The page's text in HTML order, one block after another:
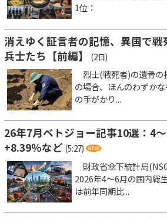
1位：
消えゆく証言者の記憶、異国で戦
兵士たち【前編】
(2日)
烈士(戦死者)の遺骨の
の場合、ほんのわずか
の手がかり...
26年7月ベトジョー記事10選：4
+8.39％など (5:27)
財政省傘下統計局
2026年4～6月の国内総
は前年同期比...